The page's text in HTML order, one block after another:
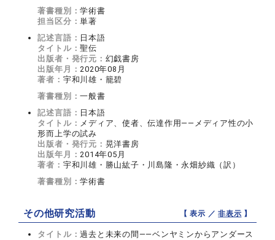
著書種別：学術書
担当区分：単著
記述言語： 日本語
タイトル：聖伝
出版者・発行元： 幻戯書房
出版年月：2020年08月
著者： 宇和川雄・籠碧
著書種別：一般書
記述言語： 日本語
タイトル： メディア、使者、伝達作用――メディア性の小
形而上学の試み
出版者・発行元： 晃洋書房
出版年月：2014年05月
著者： 宇和川雄・勝山紘子・川島隆・永畑紗織（訳）
著書種別：学術書
その他研究活動 【 表示 ／非表示 】
タイトル：過去と未来の間――ベンヤミンからアンダース